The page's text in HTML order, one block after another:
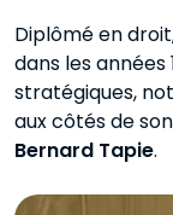
Diplômé en
dans les années
stratégiques,
aux côtés de
Bernard Tapie.